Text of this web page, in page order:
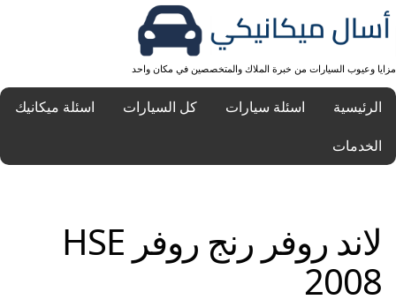
مزايا وعيوب السيارات من خبرة الملاك والمتخصصين في مكان واحد
الرئيسية اسئلة سيارات كل السيارات
اسئلة ميكانيك
الخدمات
لاند روفر رنج روفر HSE
2008